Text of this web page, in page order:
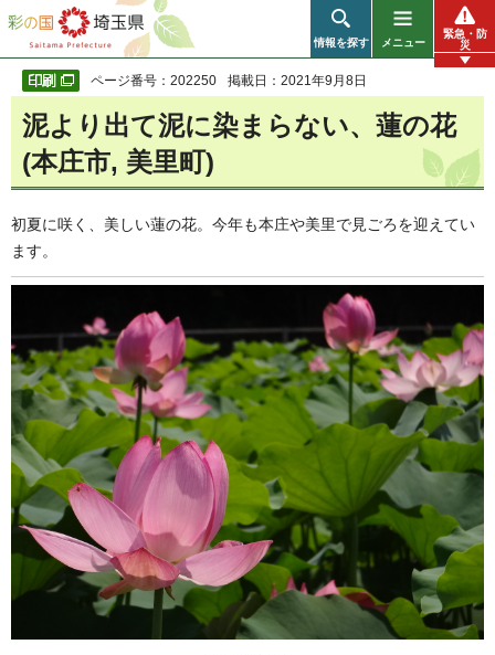
彩の国 埼玉県
情報を探す メニュー
緊急・防
災
ページ番号：202250 掲載日：2021年9月8日
泥より出て泥に染まらない、蓮の花
(本庄市, 美里町)
初夏に咲く、美しい蓮の花。今年も本庄や美里で見ごろを迎えてい
ます。